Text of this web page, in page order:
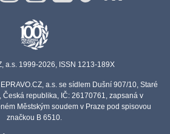
a.s. 1999-2026, ISSN 1213-189X
a.s. se sídlem Dušní 907/10, Staré
Česká republika, IČ: 26170761, zapsaná v
Městským soudem v Praze pod spisovou
značkou B 6510.